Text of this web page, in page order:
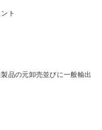
ト
品の元卸売並びに一般輸出